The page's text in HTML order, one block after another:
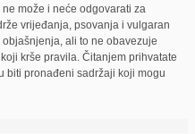
može i neće odgovarati za
vrijeđanja, psovanja i vulgaran
ali to ne obavezuje
krše pravila. Čitanjem prihvatate
biti pronađeni sadržaji koji mogu